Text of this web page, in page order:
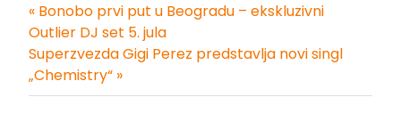
Kretanje
članka
« Bonobo prvi put u Beogradu – ekskluzivni
Outlier DJ set 5. jula
Superzvezda Gigi Perez predstavlja novi singl
„Chemistry“ »